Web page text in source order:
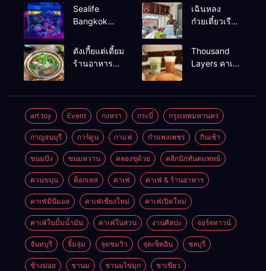
Sealife
Bangkok
แบงค์คอก
เฉินหลง
ก๋วยเตี๋ยวเรือ
อร่อยร้านดัง
หาดใหญ่
ตังเกี้ยแต่เตี้ยม
ร้านอาหาร
Thousand
Layers คาเฟ่
art toy Event กงหรา กระบี่ กรุงเทพมหานคร
กาญจนบุรี การ์ตูน กาแฟ กำแพงเพชร กินเช้า
ขนมปัง ขนมหวาน คลองขุด้วย คลิกนิกทันตแพทย์
ควนขนุน ค็อกเทล คาเฟ่ คาเฟ่ & ร้านอาหาร
คาเฟ่มินิมอล คาเฟ่เชียงใหม่ คาเฟ่เปิดใหม่
คาเฟ่ในปั้มน้ำมัน คาเฟ่ในสวน งานศิลปะ จอร์จทาวน์
จันทบุรี จิ้มจุ่ม จุดชมวิว จุดเช็คอิน ชลบุรี
ช้างม่อย ชานม ชานมไข่มุก ชาเขียว